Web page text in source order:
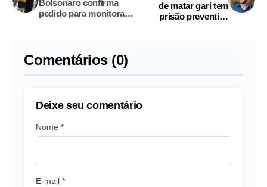
Bolsonaro confirma
pedido para monitorar
de matar gari tem
prisão preventiva
Comentários (0)
Deixe seu comentário
Nome *
E-mail *